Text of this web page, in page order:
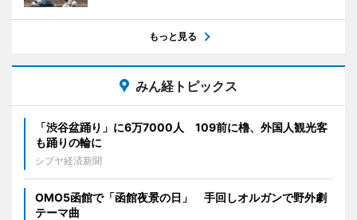
もっと見る
みん経トピックス
「渋谷盆踊り」に6万7000人 109前に櫓、外国人観光客
も踊りの輪に
シブヤ経済新聞
OMO5函館で「函館夜景の日」 手回しオルガンで野外劇
テーマ曲